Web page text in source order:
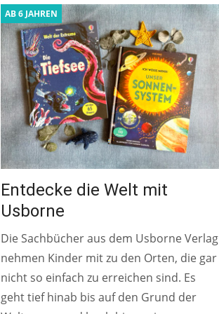
AB 6 JAHREN
Entdecke die Welt mit
Usborne
Die Sachbücher aus dem Usborne Verlag
nehmen Kinder mit zu den Orten, die gar
nicht so einfach zu erreichen sind. Es
geht tief hinab bis auf den Grund der